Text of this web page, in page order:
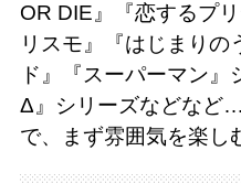
OR DIE』『恋するプ
リスモ』『はじまりの
ド』『スーパーマン』
Δ』シリーズなどなど
で、まず雰囲気を楽し